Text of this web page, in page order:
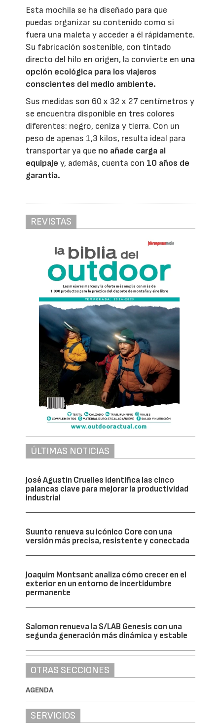
Esta mochila se ha diseñado para que
puedas organizar su contenido como si
fuera una maleta y acceder a él rápidamente.
Su fabricación sostenible, con tintado
directo del hilo en origen, la convierte en una
opción ecológica para los viajeros
conscientes del medio ambiente.
Sus medidas son 60 x 32 x 27 centímetros y
se encuentra disponible en tres colores
diferentes: negro, ceniza y tierra. Con un
peso de apenas 1,3 kilos, resulta ideal para
transportar ya que no añade carga al
equipaje y, además, cuenta con 10 años de
garantía.
REVISTAS
ÚLTIMAS NOTICIAS
José Agustín Cruelles identifica las cinco
palancas clave para mejorar la productividad
industrial
Suunto renueva su icónico Core con una
versión más precisa, resistente y conectada
Joaquim Montsant analiza cómo crecer en el
exterior en un entorno de incertidumbre
permanente
Salomon renueva la S/LAB Genesis con una
segunda generación más dinámica y estable
OTRAS SECCIONES
AGENDA
SERVICIOS